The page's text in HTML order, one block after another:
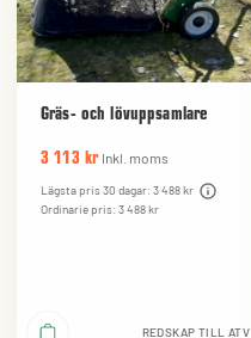
Gräs- och lövuppsamlare
3 113 kr Inkl. moms
Lägsta pris 30 dagar: 3 488 kr
Ordinarie pris: 3 488 kr
REDSKAP TILL ATV